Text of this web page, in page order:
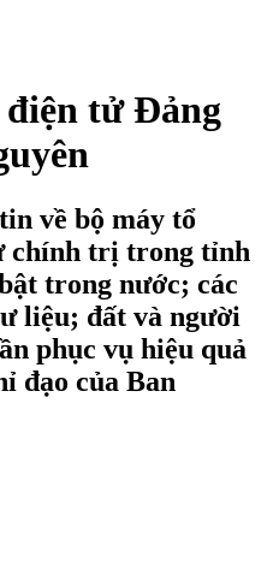
tử Đảng
về bộ máy tổ
chính trị trong tỉnh
trong nước; các
liệu; đất và người
phục vụ hiệu quả
đạo của Ban